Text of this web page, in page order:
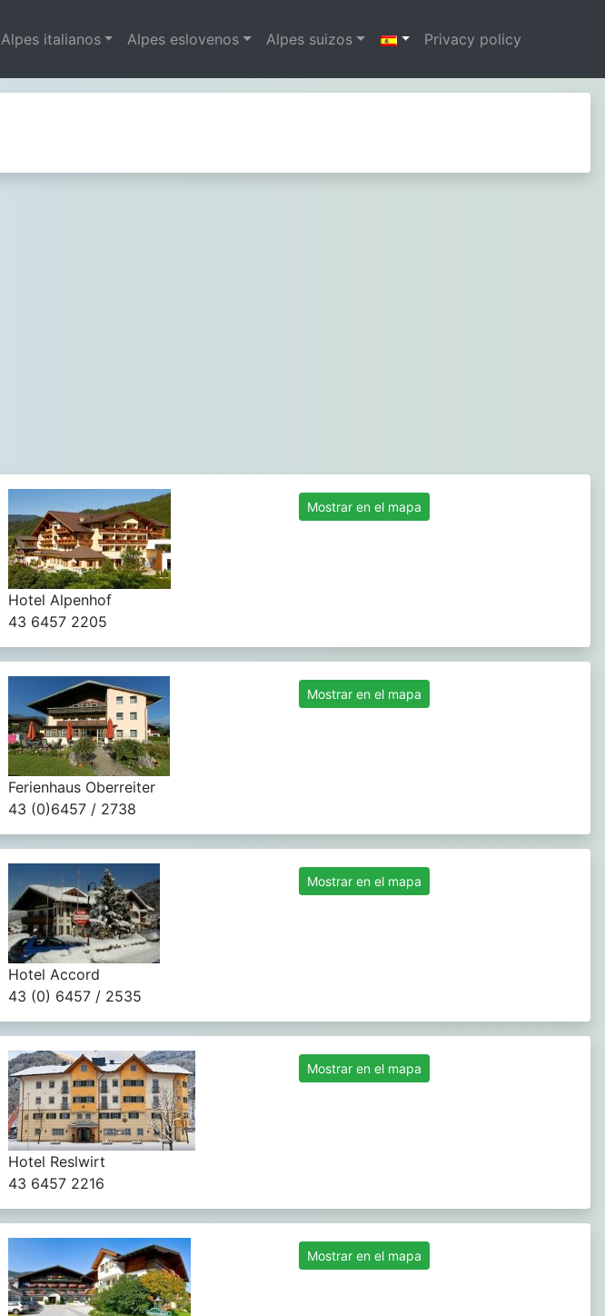
Alpes italianos Alpes eslovenos Alpes suizos Privacy policy
Hotel Alpenhof
43 6457 2205
Mostrar en el mapa
Ferienhaus Oberreiter
43 (0)6457 / 2738
Mostrar en el mapa
Hotel Accord
43 (0) 6457 / 2535
Mostrar en el mapa
Hotel Reslwirt
43 6457 2216
Mostrar en el mapa
Mostrar en el mapa